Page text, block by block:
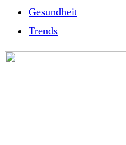
Gesundheit
Trends